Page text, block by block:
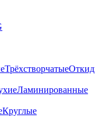
Трёхстворчатые
Ламинированные
Круглые